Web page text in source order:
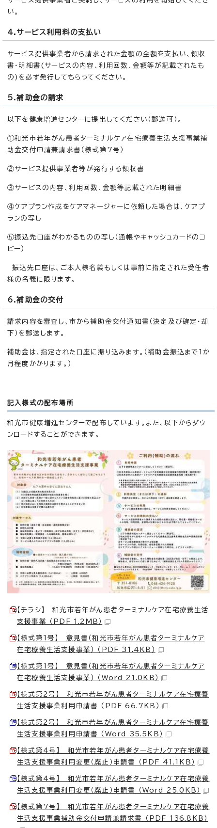
い。
4.サービス利用料の支払い
サービス提供事業者から請求された金額の全額を支払い、領収
書・明細書(サービスの内容、利用回数、金額等が記載されたも
の)を必ず発行してもらってください。
5.補助金の請求
以下を健康増進センターに提出してください（郵送可）。
①和光市若年がん患者ターミナルケア在宅療養生活支援事業補
助金交付申請兼請求書（様式第7号）
②サービス提供事業者等が発行する領収書
③サービスの内容、利用回数、金額等記載された明細書
④ケアプラン作成をケアマネージャーに依頼した場合は、ケアプ
ランの写し
⑤振込先口座がわかるものの写し（通帳やキャッシュカードのコ
ピー）
振込先口座は、ご本人様名義もしくは事前に指定された受任者
様の名義に限ります。
6.補助金の交付
請求内容を審査し、市から補助金交付通知書（決定及び確定・却
下）を郵送します。
補助金は、指定された口座に振り込みます。（補助金振込まで1か
月程度かかります。）
記入様式の配布場所
和光市健康増進センターで配布しています。また、以下からダウ
ンロードすることができます。
【チラシ】 和光市若年がん患者ターミナルケア在宅療養生活
支援事業 （PDF 1.2MB）
【様式第1号】 意見書（和光市若年がん患者ターミナルケア
在宅療養生活支援事業） （PDF 31.4KB）
【様式第1号】 意見書（和光市若年がん患者ターミナルケア
在宅療養生活支援事業） （Word 21.0KB）
【様式第2号】 和光市若年がん患者ターミナルケア在宅療養
生活支援事業利用申請書 （PDF 66.7KB）
【様式第2号】 和光市若年がん患者ターミナルケア在宅療養
生活支援事業利用申請書 （Word 35.5KB）
【様式第4号】 和光市若年がん患者ターミナルケア在宅療養
生活支援事業利用変更（廃止）申請書 （PDF 41.1KB）
【様式第4号】 和光市若年がん患者ターミナルケア在宅療養
生活支援事業利用変更（廃止）申請書 （Word 25.0KB）
【様式第7号】 和光市若年がん患者ターミナルケア在宅療養
生活支援事業補助金交付申請兼請求書 （PDF 136.8KB）